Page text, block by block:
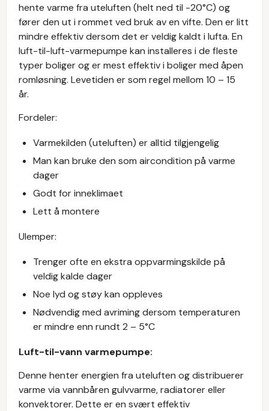
hente varme fra uteluften (helt ned til -20°C) og
fører den ut i rommet ved bruk av en vifte. Den er litt
mindre effektiv dersom det er veldig kaldt i lufta. En
luft-til-luft-varmepumpe kan installeres i de fleste
typer boliger og er mest effektiv i boliger med åpen
romløsning. Levetiden er som regel mellom 10 – 15
år.
Fordeler:
Varmekilden (uteluften) er alltid tilgjengelig
Man kan bruke den som aircondition på varme
dager
Godt for inneklimaet
Lett å montere
Ulemper:
Trenger ofte en ekstra oppvarmingskilde på
veldig kalde dager
Noe lyd og støy kan oppleves
Nødvendig med avriming dersom temperaturen
er mindre enn rundt 2 – 5°C
Luft-til-vann varmepumpe:
Denne henter energien fra uteluften og distribuerer
varme via vannbåren gulvvarme, radiatorer eller
konvektorer. Dette er en svært effektiv